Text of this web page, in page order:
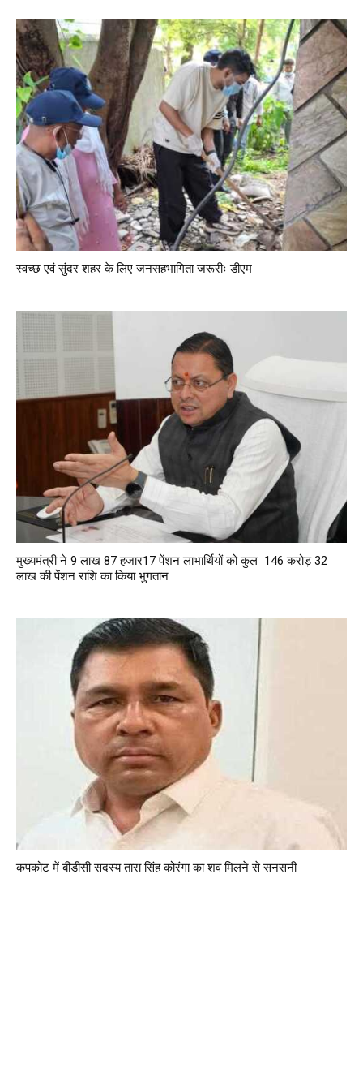
स्वच्छ एवं सुंदर शहर के लिए जनसहभागिता जरूरीः डीएम
मुख्यमंत्री ने 9 लाख 87 हजार17 पेंशन लाभार्थियों को कुल ₹ 146 करोड़ 32
लाख की पेंशन राशि का किया भुगतान
कपकोट में बीडीसी सदस्य तारा सिंह कोरंगा का शव मिलने से सनसनी